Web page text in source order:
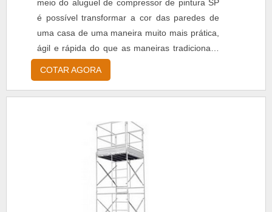
meio do aluguel de compressor de pintura SP
é possível transformar a cor das paredes de
uma casa de uma maneira muito mais prática,
ágil e rápida do que as maneiras tradicionais.
O equipamento concentra o ar dentro de seu
interior com o objetivo de levá-lo de volta ao
interior da pistola.MAIS DETALHES SOBRE OS
PRODUTOSEm contrapartida, quando o
cliente for fazer a pintu.
COTAR AGORA